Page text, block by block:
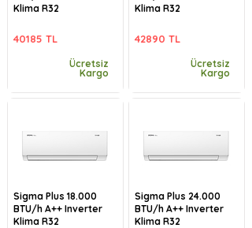
Klima R32
40185 TL
Ücretsiz
Kargo
Sigma Plus 18.000
BTU/h A++ Inverter
Klima R32
Klima R32
42890 TL
Ücretsiz
Kargo
Sigma Plus 24.000
BTU/h A++ Inverter
Klima R32